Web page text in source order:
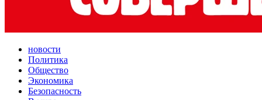
новости
Политика
Общество
Экономика
Безопасность